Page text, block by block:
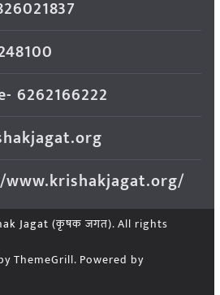
6262166222
Jagat (कृषक जगत). All rights
ThemeGrill. Powered by